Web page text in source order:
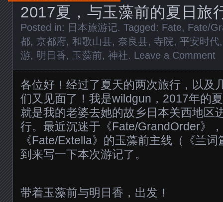
2017夏，与玉藻前的夏日
Posted in: 日本旅游记. Tagged: Fate, Fate/
都, 京都府, 和歌山县, 奈良县, 寺院, 平安时代
游, 明日香, 玉藻前, 神社. Leave a Comment
各位好！经过了夏天的两次旅行，以
们又见面了！我是wildgun，2017年的
就是我的老婆去她的故乡日本关西地区
行。最近沉迷于《Fate/GrandOrder》
《Fate/Extella》的玉藻前主线（《兰
到来写一下本次游记了。
带着玉藻前与明日香，出发！